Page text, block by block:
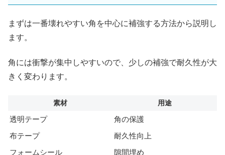
まずは一番壊れやすい角を中心に補強する方法から説明し
ます。
角には衝撃が集中しやすいので、少しの補強で耐久性が大
きく変わります。
素材 用途
透明テープ
角の保護
布テープ
耐久性向上
フォームシール
隙間埋め